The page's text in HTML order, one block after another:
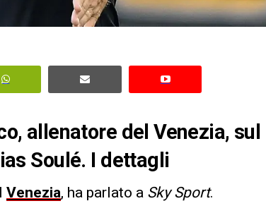
allenatore del Venezia, sul
Soulé. I dettagli
Venezia, ha parlato a Sky Sport.